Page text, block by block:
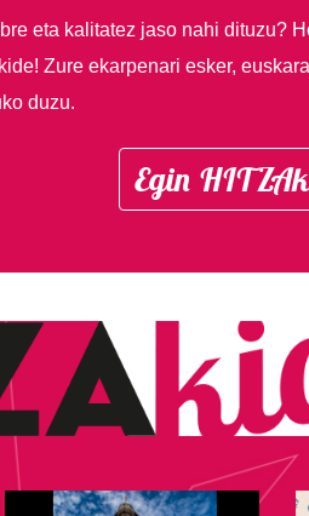
eta kalitatez jaso nahi dituzu?
Zure ekarpenari esker,
duzu.
Egin